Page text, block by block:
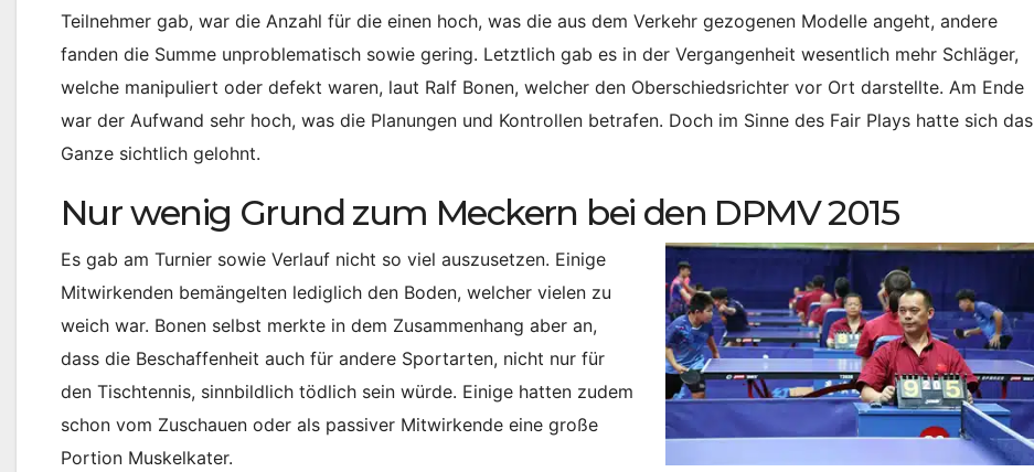
Teilnehmer gab, war die Anzahl für die einen hoch, was die aus dem Verkehr gezogenen Modelle angeht, andere
fanden die Summe unproblematisch sowie gering. Letztlich gab es in der Vergangenheit wesentlich mehr Schläger,
welche manipuliert oder defekt waren, laut Ralf Bonen, welcher den Oberschiedsrichter vor Ort darstellte. Am Ende
war der Aufwand sehr hoch, was die Planungen und Kontrollen betrafen. Doch im Sinne des Fair Plays hatte sich das
Ganze sichtlich gelohnt.
Nur wenig Grund zum Meckern bei den DPMV 2015
Es gab am Turnier sowie Verlauf nicht so viel auszusetzen. Einige
Mitwirkenden bemängelten lediglich den Boden, welcher vielen zu
weich war. Bonen selbst merkte in dem Zusammenhang aber an,
dass die Beschaffenheit auch für andere Sportarten, nicht nur für
den Tischtennis, sinnbildlich tödlich sein würde. Einige hatten zudem
schon vom Zuschauen oder als passiver Mitwirkende eine große
Portion Muskelkater.